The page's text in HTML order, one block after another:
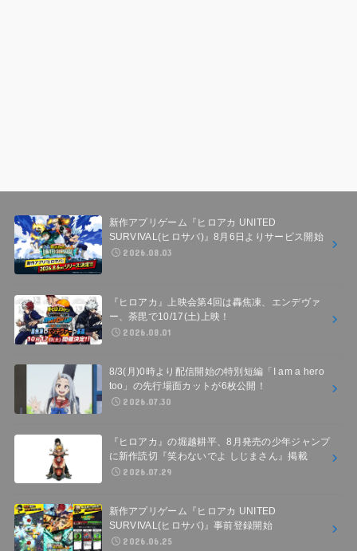
新作アプリゲーム『ヒロアカ UNITED
SURVIVAL(ヒロサバ)』8月6日よりサービス開始
2026.08.03
『ヒロアカ』上映会第4回は轟焦凍、エンデヴァ
ー、荼毘で10/17(土)上映！
2026.08.01
8/3(月)0時より配信開始の特別短編「I am a hero
too」の先行場面カットが6枚公開！
2026.07.30
『ヒロアカ』の堀越耕平、8月発売の少年ジャンプ
に新作読切『笑わないでよ しじまさん』掲載
2026.07.29
新作アプリゲーム『ヒロアカ UNITED
SURVIVAL(ヒロサバ)』事前登録開始
2026.06.25